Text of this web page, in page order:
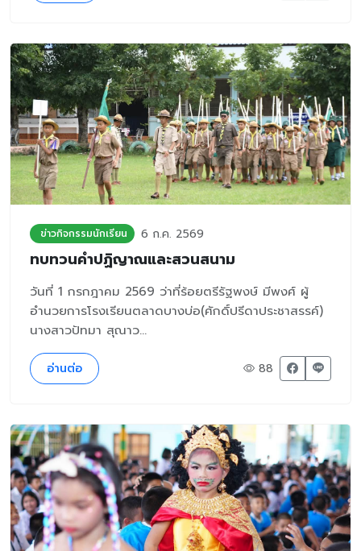
ข่าวกิจกรรมนักเรียน 6 ก.ค. 2569
ทบทวนคำปฏิญาณและสวนสนาม
วันที่ 1 กรกฎาคม 2569 ว่าที่ร้อยตรีรัฐพงษ์ มีพงศ์ ผู้
อำนวยการโรงเรียนตลาดบางบ่อ(ศักดิ์ปรีดาประชาสรรค์)
นางสาวปัทมา สุณาว...
อ่านต่อ 88